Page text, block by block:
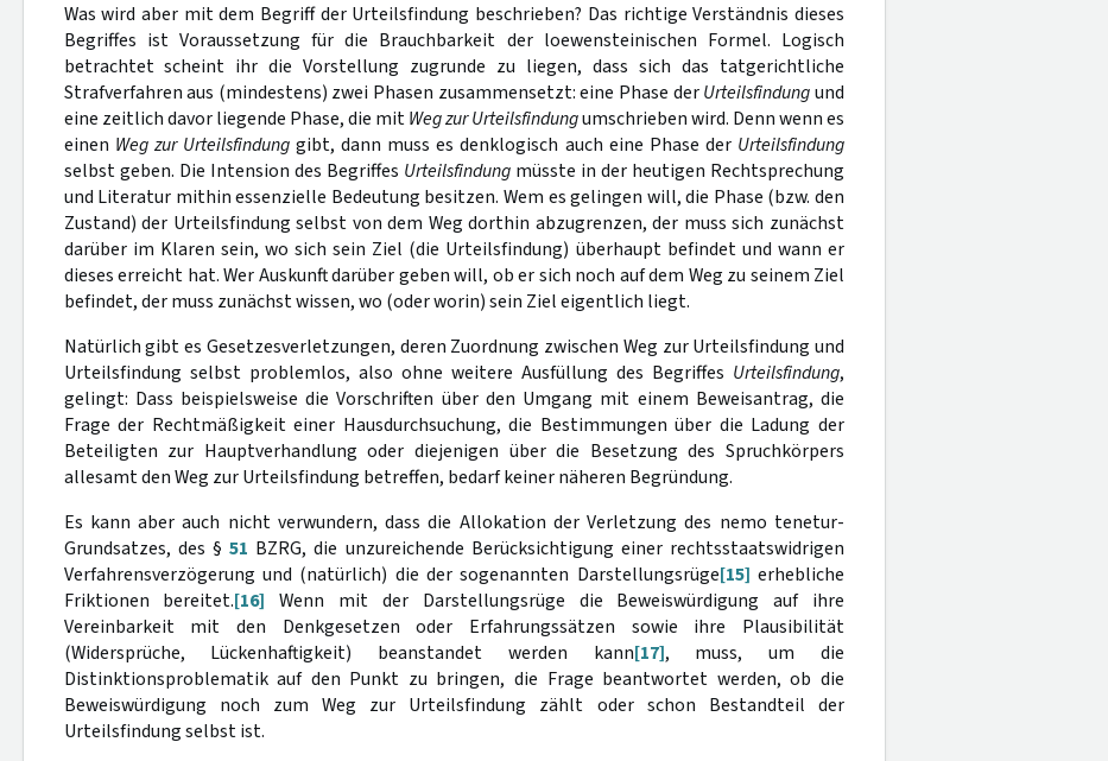
Was wird aber mit dem Begriff der Urteilsfindung beschrieben? Das richtige Verständnis dieses
Begriffes ist Voraussetzung für die Brauchbarkeit der loewensteinischen Formel. Logisch
betrachtet scheint ihr die Vorstellung zugrunde zu liegen, dass sich das tatgerichtliche
Strafverfahren aus (mindestens) zwei Phasen zusammensetzt: eine Phase derUrteilsfindungund
eine zeitlich davor liegende Phase, die mitWeg zur Urteilsfindungumschrieben wird. Denn wenn es
einen Weg zur Urteilsfindunggibt, dann muss es denklogisch auch eine Phase der Urteilsfindung
selbst geben. Die Intension des Begriffes Urteilsfindungmüsste in der heutigen Rechtsprechung
und Literatur mithin essenzielle Bedeutung besitzen. Wem es gelingen will, die Phase (bzw. den
Zustand) der Urteilsfindung selbst von dem Weg dorthin abzugrenzen, der muss sich zunächst
darüber im Klaren sein, wo sich sein Ziel (die Urteilsfindung) überhaupt befindet und wann er
dieses erreicht hat. Wer Auskunft darüber geben will, ob er sich noch auf dem Weg zu seinem Ziel
befindet, der muss zunächst wissen, wo (oder worin) sein Ziel eigentlich liegt.
Natürlich gibt es Gesetzesverletzungen, deren Zuordnung zwischen Weg zur Urteilsfindung und
Urteilsfindung selbst problemlos, also ohne weitere Ausfüllung des Begriffes Urteilsfindung,
gelingt: Dass beispielsweise die Vorschriften über den Umgang mit einem Beweisantrag, die
Frage der Rechtmäßigkeit einer Hausdurchsuchung, die Bestimmungen über die Ladung der
Beteiligten zur Hauptverhandlung oder diejenigen über die Besetzung des Spruchkörpers
allesamt den Weg zur Urteilsfindung betreffen, bedarf keiner näheren Begründung.
Es kann aber auch nicht verwundern, dass die Allokation der Verletzung des nemo tenetur-
Grundsatzes, des § 51 BZRG, die unzureichende Berücksichtigung einer rechtsstaatswidrigen
Verfahrensverzögerung und (natürlich) die der sogenannten Darstellungsrüge[15] erhebliche
Friktionen bereitet.[16] Wenn mit der Darstellungsrüge die Beweiswürdigung auf ihre
Vereinbarkeit mit den Denkgesetzen oder Erfahrungssätzen sowie ihre Plausibilität
(Widersprüche, Lückenhaftigkeit) beanstandet werden kann[17], muss, um die
Distinktionsproblematik auf den Punkt zu bringen, die Frage beantwortet werden, ob die
Beweiswürdigung noch zum Weg zur Urteilsfindung zählt oder schon Bestandteil der
Urteilsfindung selbst ist.